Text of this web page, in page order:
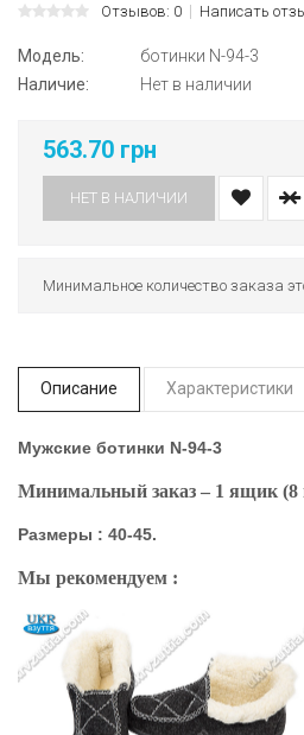
Отзывов: 0 Написать
Модель:
ботинки N-94-3
Наличие:
Нет в наличии
563.70 грн
НЕТ В НАЛИЧИИ
Минимальное количество заказа
Описание Характеристики
Мужские ботинки N-94-3
Минимальный заказ – 1 ящик (8
Размеры : 40-45.
Мы рекомендуем :